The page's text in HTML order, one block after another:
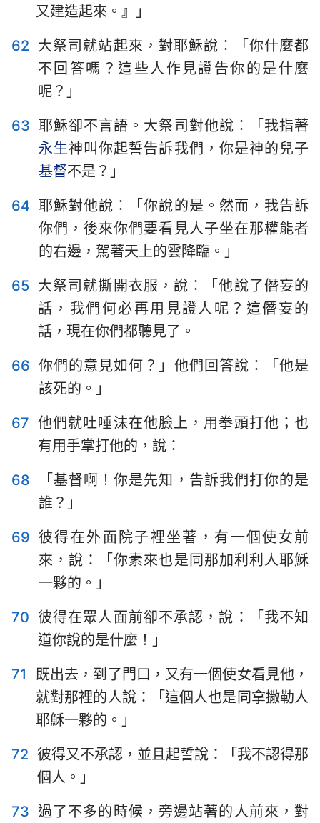
又建造起來。』」
62 大祭司就站起來，對耶穌說：「你什麼都
不回答嗎？這些人作見證告你的是什麼
呢？」
63 耶穌卻不言語。大祭司對他說：「我指著
永生神叫你起誓告訴我們，你是神的兒子
基督不是？」
64 耶穌對他說：「你說的是。然而，我告訴
你們，後來你們要看見人子坐在那權能者
的右邊，駕著天上的雲降臨。」
65 大祭司就撕開衣服，說：「他說了僭妄的
話，我們何必再用見證人呢？這僭妄的
話，現在你們都聽見了。
66 你們的意見如何？」他們回答說：「他是
該死的。」
67 他們就吐唾沫在他臉上，用拳頭打他；也
有用手掌打他的，說：
68
「基督啊！你是先知，告訴我們打你的是
誰？」
69 彼得在外面院子裡坐著，有一個使女前
來，說：「你素來也是同那加利利人耶穌
一夥的。」
70 彼得在眾人面前卻不承認，說：「我不知
道你說的是什麼！」
71
既出去，到了門口，又有一個使女看見他，
就對那裡的人說：「這個人也是同拿撒勒人
耶穌一夥的。」
72 彼得又不承認，並且起誓說：「我不認得那
個人。」
73 過了不多的時候，旁邊站著的人前來，對